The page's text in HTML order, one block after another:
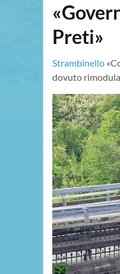
Preti»
Strambinello
dovuto